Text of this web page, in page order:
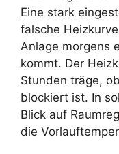
Eine stark
falsche
Anlage morgens
kommt. Der
Stunden träge,
blockiert ist. In
Blick auf
die